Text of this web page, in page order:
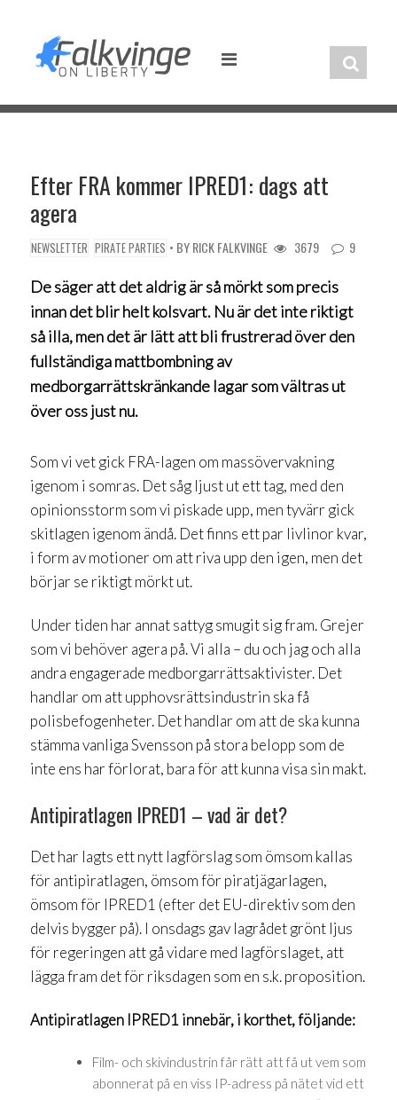
content
Efter FRA kommer IPRED1: dags att
agera
NEWSLETTER PIRATE PARTIES • BYRICK FALKVINGE 3679 9
De säger att det aldrig är så mörkt som precis
innan det blir helt kolsvart. Nu är det inte riktigt
så illa, men det är lätt att bli frustrerad över den
fullständiga mattbombning av
medborgarrättskränkande lagar som vältras ut
över oss just nu.
Som vi vet gick FRA-lagen om massövervakning
igenom i somras. Det såg ljust ut ett tag, med den
opinionsstorm som vi piskade upp, men tyvärr gick
skitlagen igenom ändå. Det finns ett par livlinor kvar,
i form av motioner om att riva upp den igen, men det
börjar se riktigt mörkt ut.
Under tiden har annat sattyg smugit sig fram. Grejer
som vi behöver agera på. Vi alla – du och jag och alla
andra engagerade medborgarrättsaktivister. Det
handlar om att upphovsrättsindustrin ska få
polisbefogenheter. Det handlar om att de ska kunna
stämma vanliga Svensson på stora belopp som de
inte ens har förlorat, bara för att kunna visa sin makt.
Antipiratlagen IPRED1 – vad är det?
Det har lagts ett nytt lagförslag som ömsom kallas
för antipiratlagen, ömsom för piratjägarlagen,
ömsom för IPRED1 (efter det EU-direktiv som den
delvis bygger på). I onsdags gav lagrådet grönt ljus
för regeringen att gå vidare med lagförslaget, att
lägga fram det för riksdagen som en s.k. proposition.
Antipiratlagen IPRED1 innebär, i korthet, följande:
Film- och skivindustrin får rätt att få ut vem som
abonnerat på en viss IP-adress på nätet vid ett